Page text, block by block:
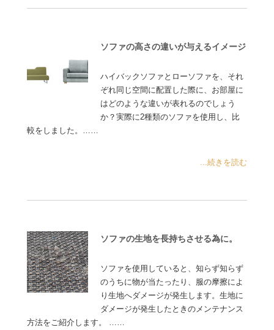
ソファの高さの違いが与えるイメージ
ハイバックソファとローソファを、それ
ぞれ同じ空間に配置した際に、お部屋に
はどのような違いが表れるのでしょう
か？実際に2種類のソファを使用し、比
較をしました。……
...続きを読む
ソファの生地を長持ちさせる為に。
ソファを使用していると、知らず知らず
のうちに物が当たったり、服の摩擦によ
り生地へダメージが発生します。生地に
ダメージが発生したときのメンテナンス
方法をご紹介します。 ……